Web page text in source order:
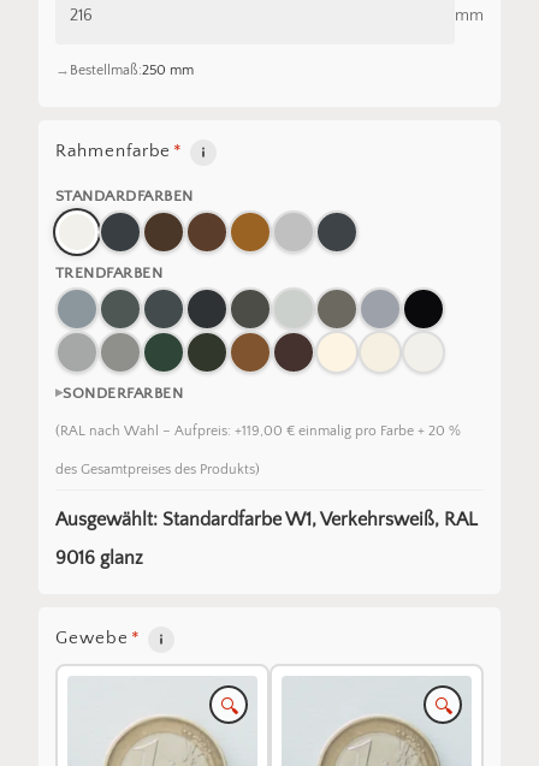
mm
Bestellmaß:250 mm
Rahmenfarbe *
STANDARDFARBEN
TRENDFARBEN
SONDERFARBEN
(RAL nach Wahl – Aufpreis: +119,00 € einmalig pro Farbe + 20 %
des Gesamtpreises des Produkts)
Ausgewählt: Standardfarbe W1, Verkehrsweiß, RAL
9016 glanz
Gewebe *
🔍 🔍